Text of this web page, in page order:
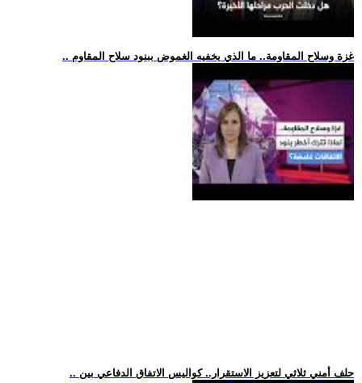
.. غزة وسلاح المقاومة.. ما الذي يخفيه الغموض ببنود سلاح المقاوم
.. حلف أمني ثلاثي لتعزيز الاستقرار.. كواليس الاتفاق الدفاعي بين